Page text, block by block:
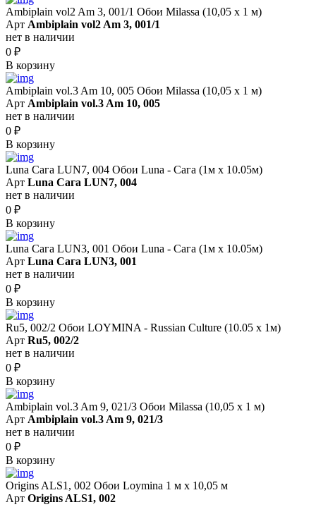
Ambiplain vol2 Am 3, 001/1 Обои Milassa (10,05 х 1 м)
Арт Ambiplain vol2 Am 3, 001/1
нет в наличии
0 ₽
В корзину
Ambiplain vol.3 Am 10, 005 Обои Milassa (10,05 х 1 м)
Арт Ambiplain vol.3 Am 10, 005
нет в наличии
0 ₽
В корзину
Luna Сага LUN7, 004 Обои Luna - Сага (1м х 10.05м)
Арт Luna Сага LUN7, 004
нет в наличии
0 ₽
В корзину
Luna Сага LUN3, 001 Обои Luna - Сага (1м х 10.05м)
Арт Luna Сага LUN3, 001
нет в наличии
0 ₽
В корзину
Ru5, 002/2 Обои LOYMINA - Russian Culture (10.05 х 1м)
Арт Ru5, 002/2
нет в наличии
0 ₽
В корзину
Ambiplain vol.3 Am 9, 021/3 Обои Milassa (10,05 х 1 м)
Арт Ambiplain vol.3 Am 9, 021/3
нет в наличии
0 ₽
В корзину
Origins ALS1, 002 Обои Loymina 1 м х 10,05 м
Арт Origins ALS1, 002